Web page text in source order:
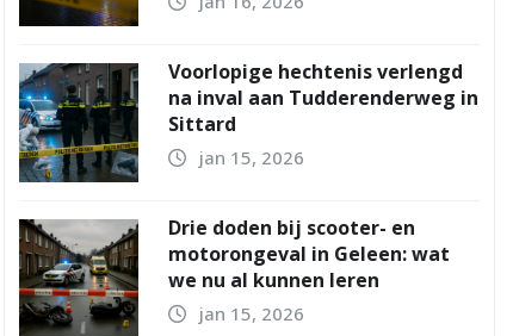
Voorlopige hechtenis verlengd
na inval aan Tudderenderweg in
Sittard
jan 15, 2026
Drie doden bij scooter- en
motorongeval in Geleen: wat
we nu al kunnen leren
jan 15, 2026